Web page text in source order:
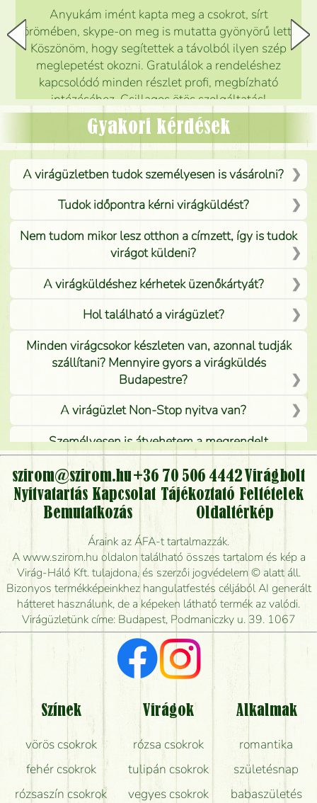
Anyukám imént kapta meg a csokrot, sírt
örömében, skype-on meg is mutatta gyönyörű lett.
Köszönöm, hogy segítettek a távolból ilyen szép
meglepetést okozni. Gratulálok a rendeléshez
kapcsolódó minden részlet profi, megbízható
intézéséhez. Csillagos ötös szolgáltatás!
Mónika
Gyakori kérdések
A virágüzletben tudok személyesen is vásárolni?
Tudok időpontra kérni virágküldést?
Nem tudom mikor lesz otthon a címzett, így is tudok
virágot küldeni?
A virágküldéshez kérhetek üzenőkártyát?
Hol található a virágüzlet?
Minden virágcsokor készleten van, azonnal tudják
szállítani? Mennyire gyors a virágküldés
Budapestre?
A virágüzlet Non-Stop nyitva van?
Személyesen is átvehetem a megrendelt
virágcsokrot, vagy csak virágküldéssel, kiszállítással
kérhető?
Vidékre is lehet rendelni?
Meddig rendelhetek virágküldést úgy, hogy még ma
kiszállítsák?
Mennyire gyorsan tudják elkészíteni a csokrot, és
mikor tudják leghamarabb kiszállítani?
Vörös rózsát keresek, van önöknél?
Milyen visszajelzést kapok a virágküldésről?
Tényleg azt kapom, ami a képen van?
Mit kell tudni a virágcsokrok szállításáról?
Hogy marad a lehető legtovább friss a csokor?
Tudok adventi koszorút vásárolni boltban?
szirom@szirom.hu +36 70 506 4442Virágbolt
Nyitvatartás Kapcsolat Tájékoztató Feltételek
Bemutatkozás
Oldaltérkép
Áraink az ÁFA-t tartalmazzák.
A www.szirom.hu oldalon található összes tartalom és kép a
Virág-Háló Kft. tulajdona, és szerzői jogvédelem © alatt áll.
Bizonyos termékképeinkhez hangulatfestés céljából AI generált
hátteret használunk, de a képeken látható termék az valódi.
Virágüzletünk címe: Budapest, Podmaniczky u. 39. 1067
Színek
vörös csokrok
fehér csokrok
rózsaszín csokrok
Virágok
rózsa csokrok
tulipán csokrok
vegyes csokrok
Alkalmak
romantika
születésnap
babaszületés